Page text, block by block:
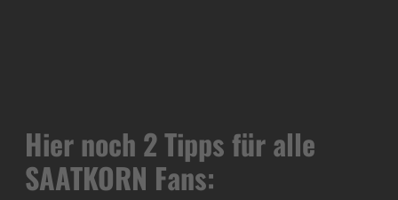
Hier noch 2 Tipps für alle
SAATKORN Fans: